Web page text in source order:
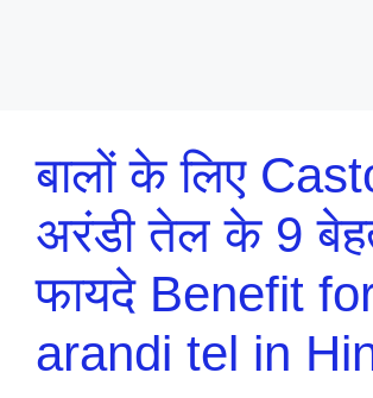
बालों के लिए
अरंडी तेल के 9
फायदे Benefit
arandi tel in